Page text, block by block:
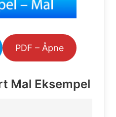
PDF – Åpne
Mal Eksempel